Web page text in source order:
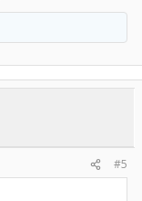
#5